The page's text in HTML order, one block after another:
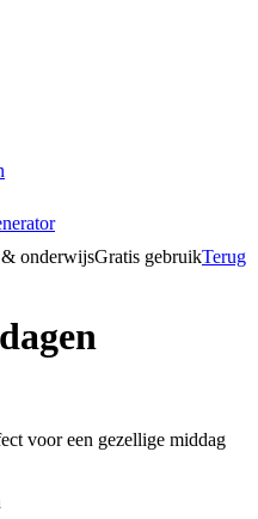
onderwijsGratis gebruikTerug
voor een gezellige middag